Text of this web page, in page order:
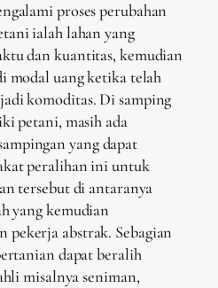
proses perubahan
ialah lahan yang
dan kuantitas, kemudian
modal uang ketika telah
komoditas. Di samping
petani, masih ada
yang dapat
peralihan ini untuk
tersebut di antaranya
yang kemudian
pekerja abstrak. Sebagian
dapat beralih
misalnya seniman,